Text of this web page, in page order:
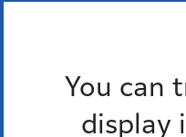
You can
display
関連リンク